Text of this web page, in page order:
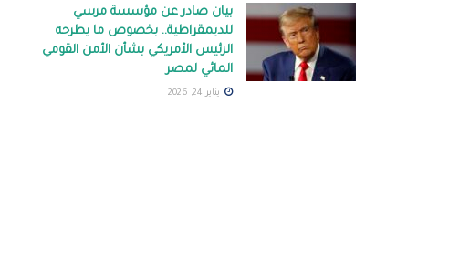
بيان صادر عن مؤسسة مرسي
للديمقراطية.. بخصوص ما يطرحه
الرئيس الأمريكي بشأن الأمن القومي
المائي لمصر
يناير 24, 2026